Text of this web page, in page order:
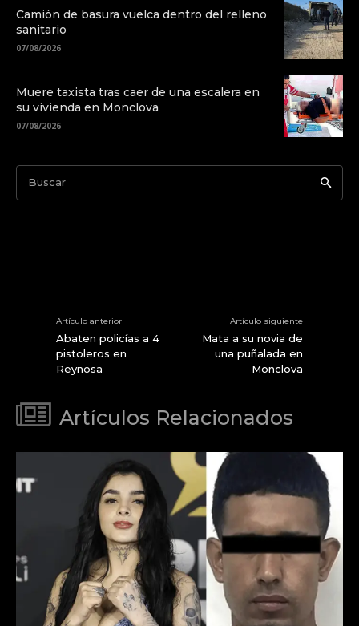
Camión de basura vuelca dentro del relleno
sanitario
07/08/2026
Muere taxista tras caer de una escalera en
su vivienda en Monclova
07/08/2026
Buscar
Artículo anterior
Abaten policías a 4
pistoleros en
Reynosa
Artículo siguiente
Mata a su novia de
una puñalada en
Monclova
Artículos Relacionados